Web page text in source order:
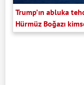
Trump’ın abluka
Hürmüz Boğazı